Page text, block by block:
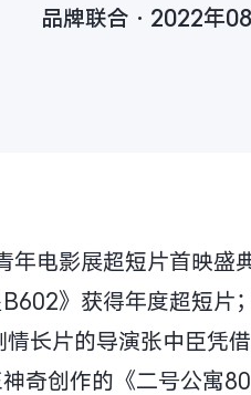
品牌联合·2022年
年电影展超短片首映盛
》获得年度超短片
长片的导演张中臣凭
奇创作的《二号公寓